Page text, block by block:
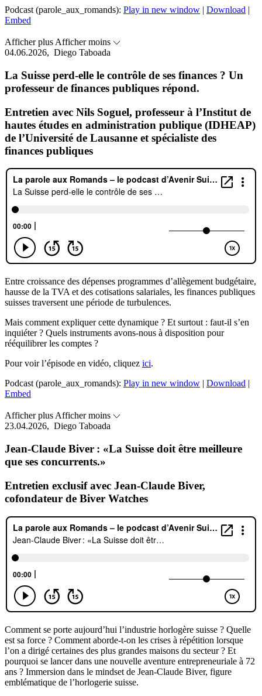
Podcast (parole_aux_romands): Play in new window | Download |
Embed
Afficher plus Afficher moins
04.06.2026, Diego Taboada
La Suisse perd-elle le contrôle de ses finances ? Un
professeur de finances publiques répond.
Entretien avec Nils Soguel, professeur à l’Institut de
hautes études en administration publique (IDHEAP)
de l’Université de Lausanne et spécialiste des
finances publiques
Entre croissance des dépenses programmes d’allègement budgétaire,
hausse de la TVA et des cotisations salariales, les finances publiques
suisses traversent une période de turbulences.
Mais comment expliquer cette dynamique ? Et surtout : faut-il s’en
inquiéter ? Quels instruments avons-nous à disposition pour
rééquilibrer les comptes ?
Pour voir l’épisode en vidéo, cliquez ici.
Podcast (parole_aux_romands): Play in new window | Download |
Embed
Afficher plusAfficher moins
23.04.2026, Diego Taboada
Jean-Claude Biver : «La Suisse doit être meilleure
que ses concurrents.»
Entretien exclusif avec Jean-Claude Biver,
cofondateur de Biver Watches
Comment se porte aujourd’hui l’industrie horlogère suisse ? Quelle
est sa force ? Comment aborde-t-on les crises à répétition lorsque
l’on a dirigé certaines des plus grandes maisons du secteur ? Et
pourquoi se lancer dans une nouvelle aventure entrepreneuriale à 72
ans ? Immersion dans le mindset de Jean-Claude Biver, figure
emblématique de l’horlogerie suisse.